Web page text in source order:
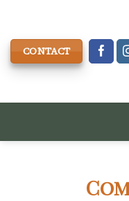
contentCONTACT